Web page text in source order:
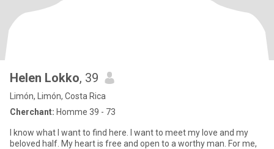
Helen Lokko, 39
Limón, Limón, Costa Rica
Cherchant: Homme 39 - 73
I know what I want to find here. I want to meet my love and my
beloved half. My heart is free and open to a worthy man. For me,